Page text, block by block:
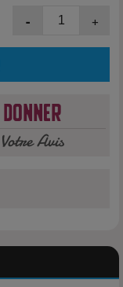
- +
Donner
Votre Avis